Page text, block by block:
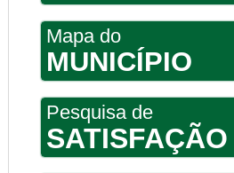
Mapa do
MUNICÍPIO
Pesquisa de
SATISFAÇÃO